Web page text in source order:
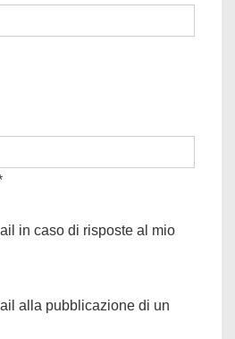
in caso di risposte al mio
alla pubblicazione di un